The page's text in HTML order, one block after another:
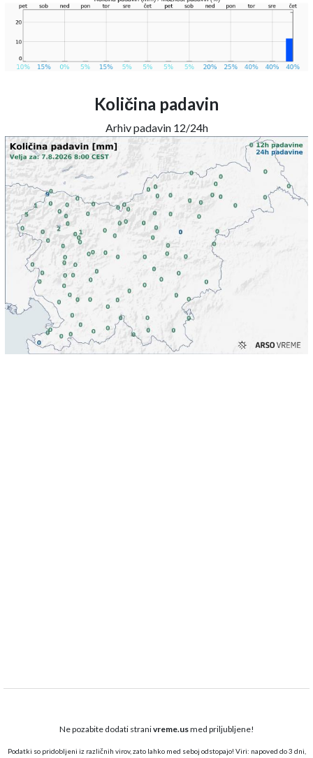
Količina padavin
Arhiv padavin 12/24h
Ne pozabite dodati stranivreme.usmed priljubljene!
Podatki so pridobljeni iz različnih virov, zato lahko med seboj odstopajo! Viri: napoved do 3 dni,